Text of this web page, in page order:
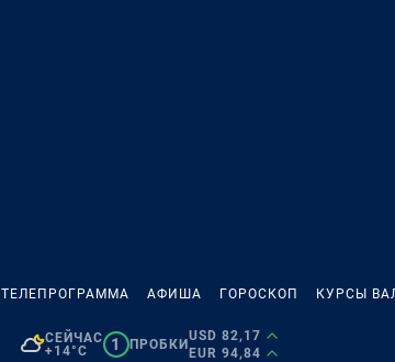
ТЕЛЕПРОГРАММА АФИША ГОРОСКОП КУРСЫ
СЕЙЧАС
+14°C
1 ПРОБКИ
USD 82,17
EUR 94,84